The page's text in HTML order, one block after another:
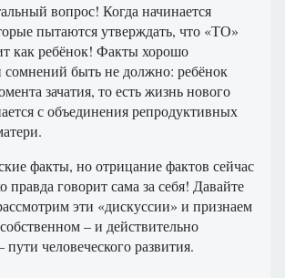
вопрос! Когда начинается
пытаются утверждать, что «ТО»
как ребёнок! Факты хорошо
сомнений быть не должно: ребёнок
зачатия, то есть жизнь нового
с объединения репродуктивных
факты, но отрицание фактов сейчас
правда говорит сама за себя! Давайте
эти «дискуссии» и признаем
– и действительно
человеческого развития.